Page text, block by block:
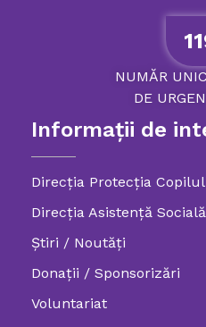
NUMĂRUNIC
DE
Informații de
Direcția Protecția
Direcția Asistență Socială
Știri / Noutăți
Donații / Sponsorizări
Voluntariat